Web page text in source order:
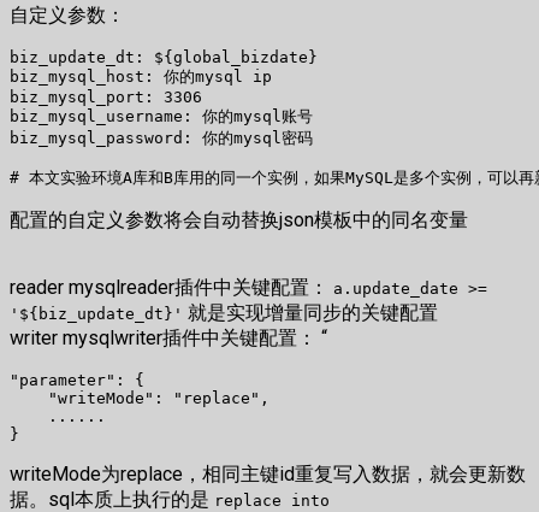
自定义参数：
biz_update_dt: ${global_bizdate}
biz_mysql_host: 你的mysql ip
biz_mysql_port: 3306
biz_mysql_username: 你的mysql账号
biz_mysql_password: 你的mysql密码
配置的自定义参数将会自动替换json模板中的同名变量
reader mysqlreader插件中关键配置：
a.update_date >=
'${biz_update_dt}' 就是实现增量同步的关键配置
writer mysqlwriter插件中关键配置： “
"parameter": {
    "writeMode": "replace",
    ......
writeMode为replace，相同主键id重复写入数据，就会更新数
据。sql本质上执行的是 replace into